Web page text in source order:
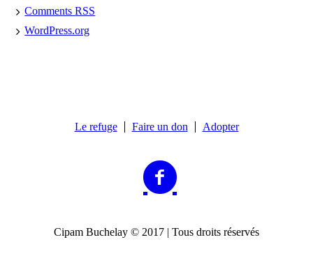
CommentsRSS
WordPress.org
Le refuge Faire un don Adopter
Cipam Buchelay © 2017 | Tous droits réservés